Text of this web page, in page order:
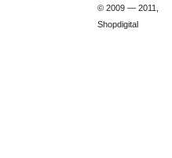
© 2009 — 2011,
Shopdigital